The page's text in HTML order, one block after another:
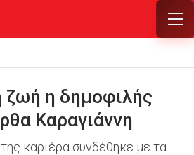
ζωή η δημοφιλής
Καραγιάννη
καριέρα συνδέθηκε με τα